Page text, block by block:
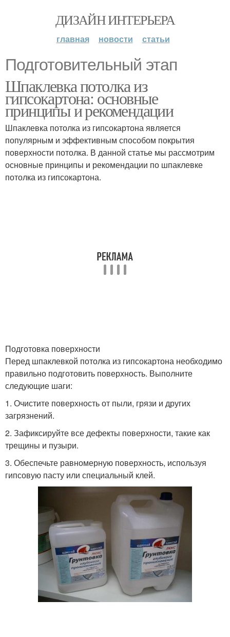
ДИЗАЙН ИНТЕРЬЕРА
главная новости статьи
Подготовительный этап
Шпаклевка потолка из
гипсокартона: основные
принципы и рекомендации
Шпаклевка потолка из гипсокартона является
популярным и эффективным способом покрытия
поверхности потолка. В данной статье мы рассмотрим
основные принципы и рекомендации по шпаклевке
потолка из гипсокартона.
Подготовка поверхности
Перед шпаклевкой потолка из гипсокартона необходимо
правильно подготовить поверхность. Выполните
следующие шаги:
1. Очистите поверхность от пыли, грязи и других
загрязнений.
2. Зафиксируйте все дефекты поверхности, такие как
трещины и пузыри.
3. Обеспечьте равномерную поверхность, используя
гипсовую пасту или специальный клей.